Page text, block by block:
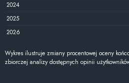
2024
2025
2026
Wykres ilustruje zmiany procentowej oceny
zbiorczej analizy dostępnych opinii